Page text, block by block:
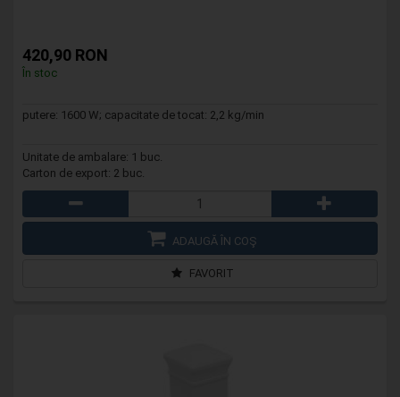
420,90 RON
În stoc
putere: 1600 W; capacitate de tocat: 2,2 kg/min
Unitate de ambalare: 1 buc.
Carton de export: 2 buc.
ADAUGĂ ÎN COŞ
FAVORIT